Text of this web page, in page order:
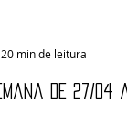
20 min de leitura